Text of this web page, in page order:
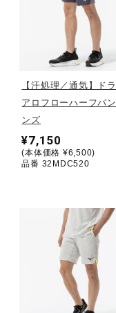
テニス／
ソフトボー
柔道
【汗処理／通気】ド
アロフローハーフパ
ンズ
¥7,150
(本体価格 ¥6,500)
品番 32MDC520